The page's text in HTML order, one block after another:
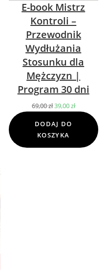
E-book Mistrz
Kontroli –
Przewodnik
Wydłużania
Stosunku dla
Mężczyzn |
Program 30 dni
69,00złPierwotna
wynosiła:
39,00złAktualna
cena
wynosi:
39,00 zł.
DODAJ DO
KOSZYKA